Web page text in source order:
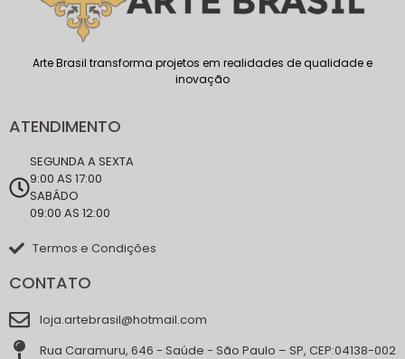
Arte Brasil transforma projetos em realidades de qualidade e
inovação
ATENDIMENTO
SEGUNDA A SEXTA
9:00 AS 17:00
SABÁDO
09:00 AS 12:00
Termos e Condições
CONTATO
loja.artebrasil@hotmail.com
Rua Caramuru, 646 - Saúde - São Paulo – SP, CEP:04138-002